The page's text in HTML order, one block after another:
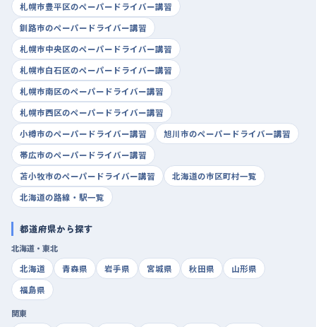
札幌市豊平区のペーパードライバー講習
釧路市のペーパードライバー講習
札幌市中央区のペーパードライバー講習
札幌市白石区のペーパードライバー講習
札幌市南区のペーパードライバー講習
札幌市西区のペーパードライバー講習
小樽市のペーパードライバー講習
旭川市のペーパードライバー講習
帯広市のペーパードライバー講習
苫小牧市のペーパードライバー講習
北海道の市区町村一覧
北海道の路線・駅一覧
都道府県から探す
北海道・東北
北海道
青森県 岩手県 宮城県 秋田県
山形県
福島県
関東